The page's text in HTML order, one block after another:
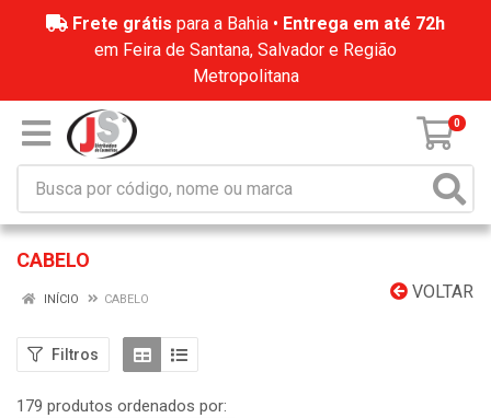
Frete grátis para a Bahia • Entrega em até 72h
em Feira de Santana, Salvador e Região
Metropolitana
0
CABELO
VOLTAR
INÍCIO CABELO
Filtros
179 produtos ordenados por: